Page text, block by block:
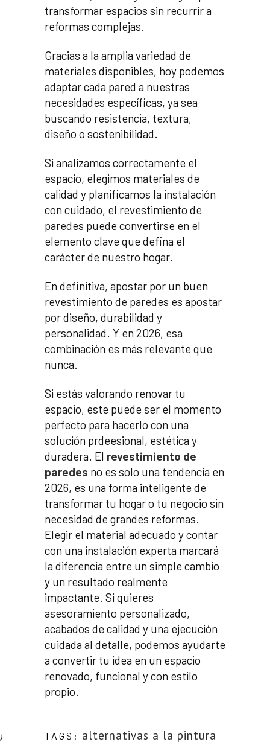
transformar espacios sin recurrir a
reformas complejas.
Gracias a la amplia variedad de
materiales disponibles, hoy podemos
adaptar cada pared a nuestras
necesidades específicas, ya sea
buscando resistencia, textura,
diseño o sostenibilidad.
Si analizamos correctamente el
espacio, elegimos materiales de
calidad y planificamos la instalación
con cuidado, el revestimiento de
paredes puede convertirse en el
elemento clave que defina el
carácter de nuestro hogar.
En definitiva, apostar por un buen
revestimiento de paredes es apostar
por diseño, durabilidad y
personalidad. Y en 2026, esa
combinación es más relevante que
nunca.
Si estás valorando renovar tu
espacio, este puede ser el momento
perfecto para hacerlo con una
solución prdeesional, estética y
duradera. El revestimiento de
paredes no es solo una tendencia en
2026, es una forma inteligente de
transformar tu hogar o tu negocio sin
necesidad de grandes reformas.
Elegir el material adecuado y contar
con una instalación experta marcará
la diferencia entre un simple cambio
y un resultado realmente
impactante. Si quieres
asesoramiento personalizado,
acabados de calidad y una ejecución
cuidada al detalle, podemos ayudarte
a convertir tu idea en un espacio
renovado, funcional y con estilo
propio.
TAGS: alternativas a la pintura